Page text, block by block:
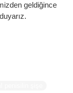
geldiğince